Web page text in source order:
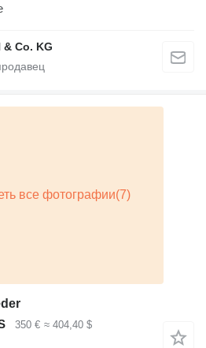
Co. KG
350 € ≈ 404,40 $